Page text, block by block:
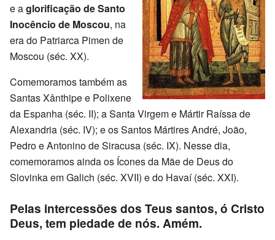
e aglorificação de Santo
Inocêncio de Moscou, na
era do Patriarca Pimen de
Moscou (séc. XX).
Comemoramos também as
Santas Xânthipe e Polixene
da Espanha (séc. II); a Santa Virgem e Mártir Raíssa de
Alexandria (séc. IV); e os Santos Mártires André, João,
Pedro e Antonino de Siracusa (séc. IX). Nesse dia,
comemoramos ainda os Ícones da Mãe de Deus do
Slovinka em Galich (séc. XVII) e do Havaí (séc. XXI).
Pelas intercessões dos Teus santos, ó Cristo
Deus, tem piedade de nós. Amém.